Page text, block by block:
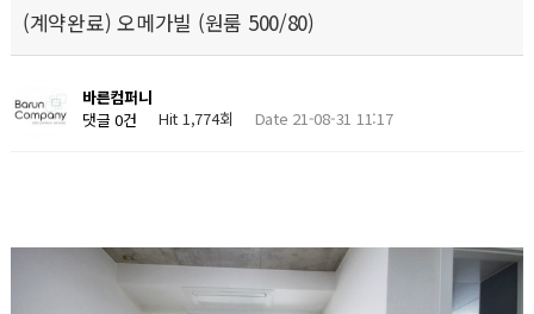
(계약완료) 오메가빌 (원룸 500/80)
바른컴퍼니
댓글 0건
Hit 1,774회 Date 21-08-31 11:17